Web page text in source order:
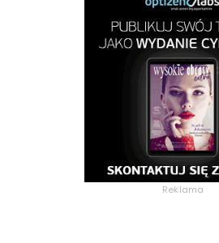
Reklama